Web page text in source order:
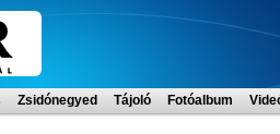
Zsidónegyed Tájoló Fotóalbum